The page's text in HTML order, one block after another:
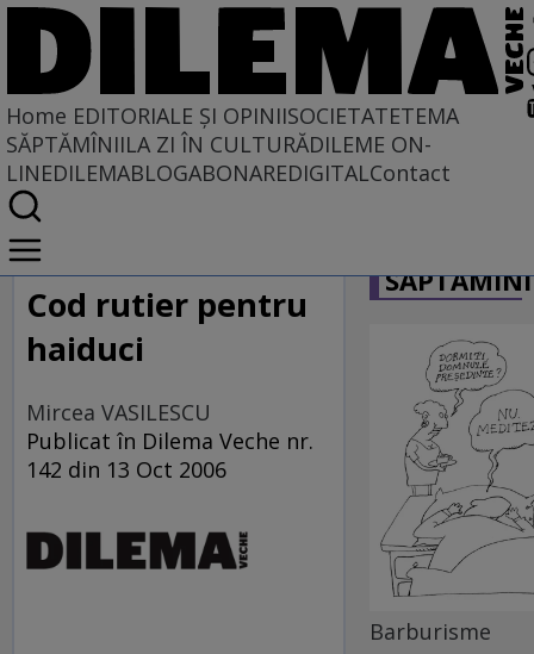
Home EDITORIALE ȘI OPINIISOCIETATETEMA
SĂPTĂMÎNIILA ZI ÎN CULTURĂDILEME ON-
LINEDILEMABLOGABONAREDIGITALContact
Home
EDITORIALE ȘI OPINII
SITUAȚIUNEA
Cod rutier pentru
haiduci
Mircea VASILESCU
Publicat în Dilema Veche nr.
142 din 13 Oct 2006
Barburisme